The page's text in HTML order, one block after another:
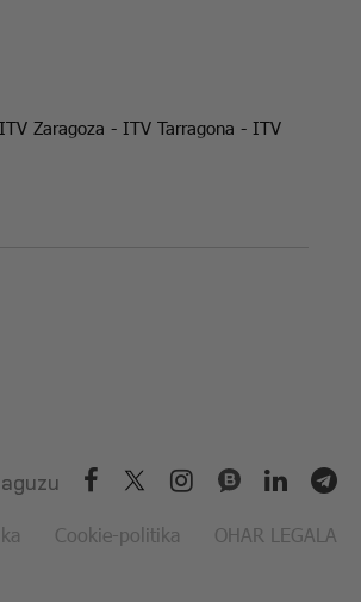
ITV Zaragoza - ITV Tarragona - ITV
Cookie-politika OHAR LEGALA